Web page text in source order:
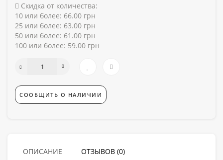
Скидка от количества:
10 или более: 66.00 грн
25 или более: 63.00 грн
50 или более: 61.00 грн
100 или более: 59.00 грн
СООБЩИТЬ О НАЛИЧИИ
ОПИСАНИЕ ОТЗЫВОВ (0)